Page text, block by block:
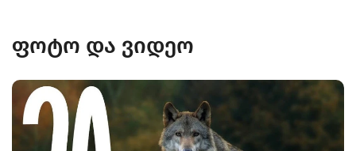
ფოტო და ვიდეო